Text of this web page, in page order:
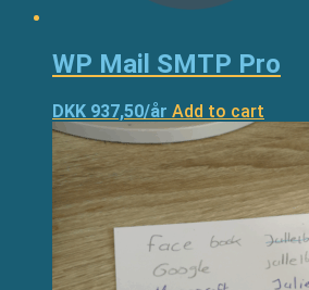
WP Mail SMTP Pro
DKK 937,50/år Add to cart